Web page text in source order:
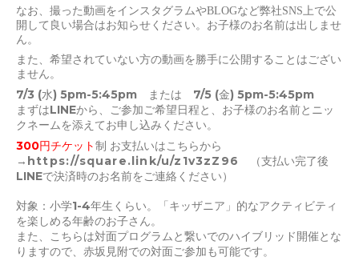
なお、撮った動画をインスタグラムやBLOGなど弊社SNS上で公
開して良い場合はお知らせください。お子様のお名前は出しませ
ん。
また、希望されていない方の動画を勝手に公開することはござい
ません。
7/3 (水) 5pm-5:45pm　または 7/5 (金) 5pm-5:45pm
まずはLINEから、ご参加ご希望日程と、お子様のお名前とニッ
クネームを添えてお申し込みください。
300円チケット制 お支払いはこちらから
→ https://square.link/u/z1v3zZ96
（支払い完了後
LINEで決済時のお名前をご連絡ください）
対象：小学1-4年生くらい。「キッザニア」的なアクティビティ
を楽しめる年齢のお子さん。
また、こちらは対面プログラムと繋いでのハイブリッド開催とな
りますので、赤坂見附での対面ご参加も可能です。